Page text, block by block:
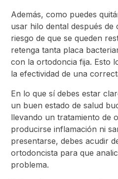
Además, como puedes
usar hilo dental después
riesgo de que se queden
retenga tanta placa
con la ortodoncia fija. Esto
la efectividad de una
En lo que sí debes estar
un buen estado de salud
llevando un tratamiento de
producirse inflamación ni
presentarse, debes acudir
ortodoncista para que
problema.